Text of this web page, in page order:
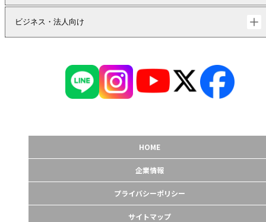
ビジネス・法人向け
HOME
企業情報
プライバシーポリシー
サイトマップ